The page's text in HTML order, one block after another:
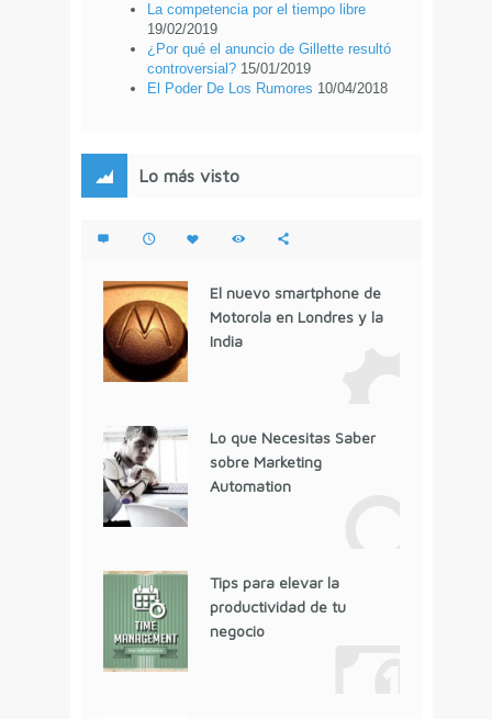
La competencia por el tiempo libre
19/02/2019
¿Por qué el anuncio de Gillette resultó
controversial? 15/01/2019
El Poder De Los Rumores 10/04/2018
Lo más visto
El nuevo smartphone de
Motorola en Londres y la
India
Lo que Necesitas Saber
sobre Marketing
Automation
Tips para elevar la
productividad de tu
negocio